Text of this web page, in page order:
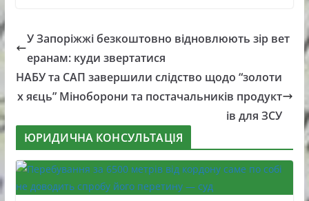
У Запоріжжі безкоштовно відновлюють зір вет
еранам: куди звертатися
НАБУ та САП завершили слідство щодо “золоти
х яєць” Міноборони та постачальників продукт
ів для ЗСУ
ЮРИДИЧНА КОНСУЛЬТАЦІЯ